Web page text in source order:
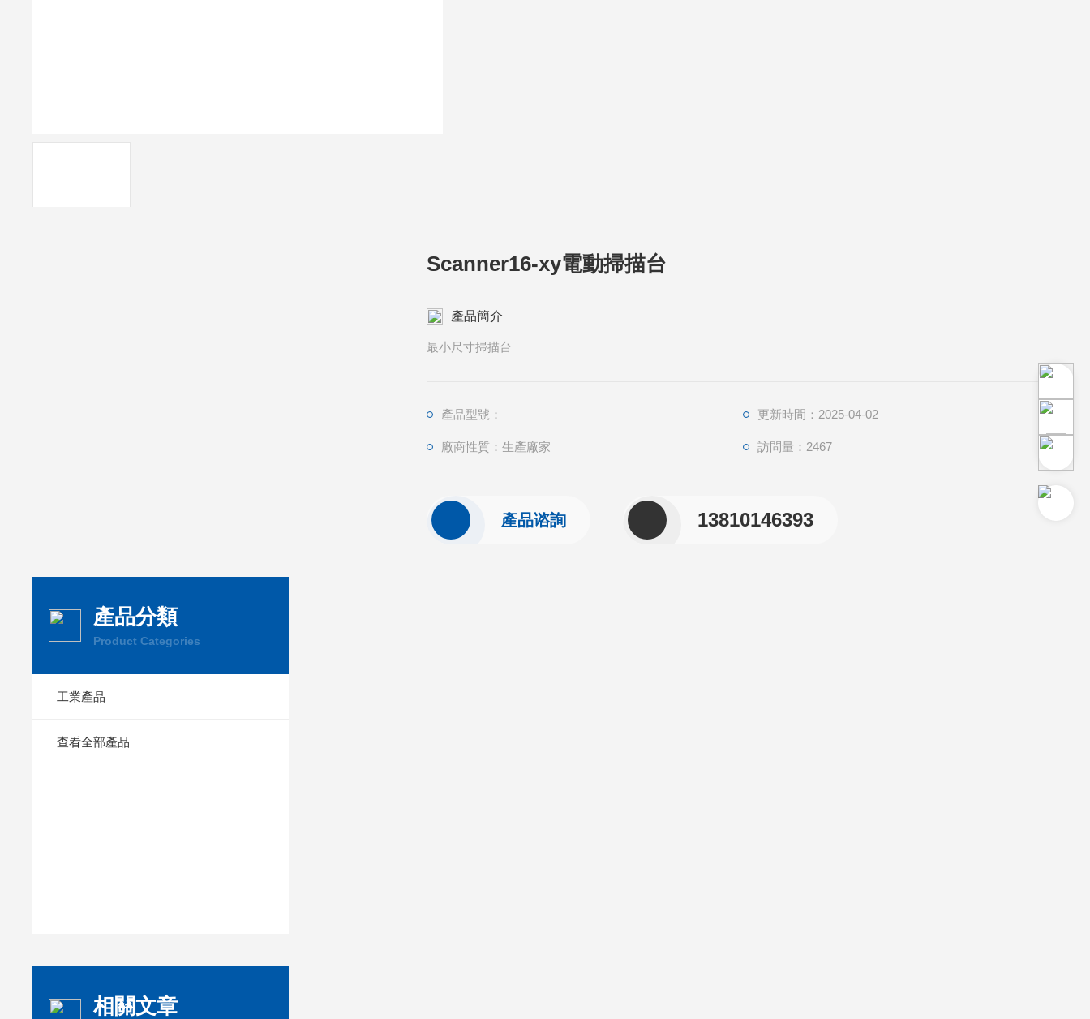
Scanner16-xy電動掃描台
產品簡介
最⼩尺⼨掃描台
產品型號： 更新時間：2025-04-02
廠商性質：生產廠家 訪問量：2467
產品谘詢 13810146393
產品分類
Product Categories
工業產品
查看全部產品
相關文章